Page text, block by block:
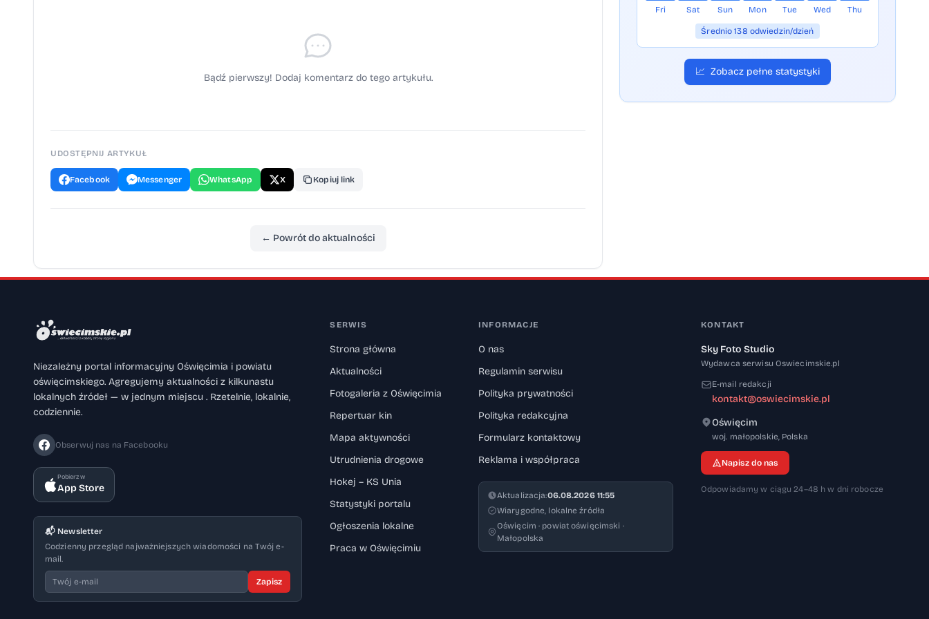
Bądź pierwszy! Dodaj komentarz do tego artykułu.
UDOSTĘPNIJ ARTYKUŁ
Facebook Messenger WhatsApp X Kopiuj link
← Powrót do aktualności
Fri Sat Sun Mon Tue Wed Thu
Średnio 138 odwiedzin/dzień
📈 Zobacz pełne statystyki
Niezależny portal informacyjny Oświęcimia i powiatu
oświęcimskiego. Agregujemy aktualności z kilkunastu
lokalnych źródeł — w jednym miejscu . Rzetelnie, lokalnie,
codziennie.
Obserwuj nas na Facebooku
Pobierz w
App Store
📬 Newsletter
Codzienny przegląd najważniejszych wiadomości na Twój e-
mail.
Zapisz
SERWIS
Strona główna
Aktualności
Fotogaleria z Oświęcimia
Repertuar kin
Mapa aktywności
Utrudnienia drogowe
Hokej – KS Unia
Statystyki portalu
Ogłoszenia lokalne
Praca w Oświęcimiu
INFORMACJE
O nas
Regulamin serwisu
Polityka prywatności
Polityka redakcyjna
Formularz kontaktowy
Reklama i współpraca
Aktualizacja:06.08.2026 11:55
Wiarygodne, lokalne źródła
Oświęcim · powiat oświęcimski ·
Małopolska
KONTAKT
Sky Foto Studio
Wydawca serwisu Oswiecimskie.pl
E-mail redakcji
kontakt@oswiecimskie.pl
Oświęcim
woj. małopolskie, 32-600
Polska
Napisz do nas
Odpowiadamy w ciągu 24–48 h w dni robocze